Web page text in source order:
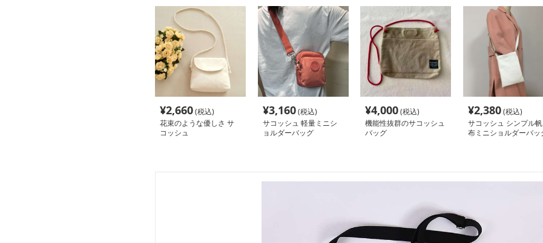
¥2,660(税込)
花束のような優しさ サ
コッシュ
¥3,160(税込)
サコッシュ 軽量ミニシ
ョルダーバッグ
¥4,000(税込)
機能性抜群のサコッシュ
バッグ
¥2,380(税込)
サコッシュ シンプル帆
布ミニショルダーバッ